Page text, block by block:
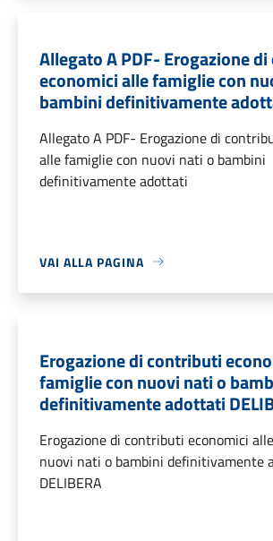
Allegato A PDF- Erogazione
economici alle famiglie con
bambini definitivamente
Allegato A PDF- Erogazione di
alle famiglie con nuovi nati o bambini
definitivamente adottati
VAI ALLA PAGINA
Erogazione di contributi
famiglie con nuovi nati o
definitivamente adottati
Erogazione di contributi economici
nuovi nati o bambini definitivamente
DELIBERA